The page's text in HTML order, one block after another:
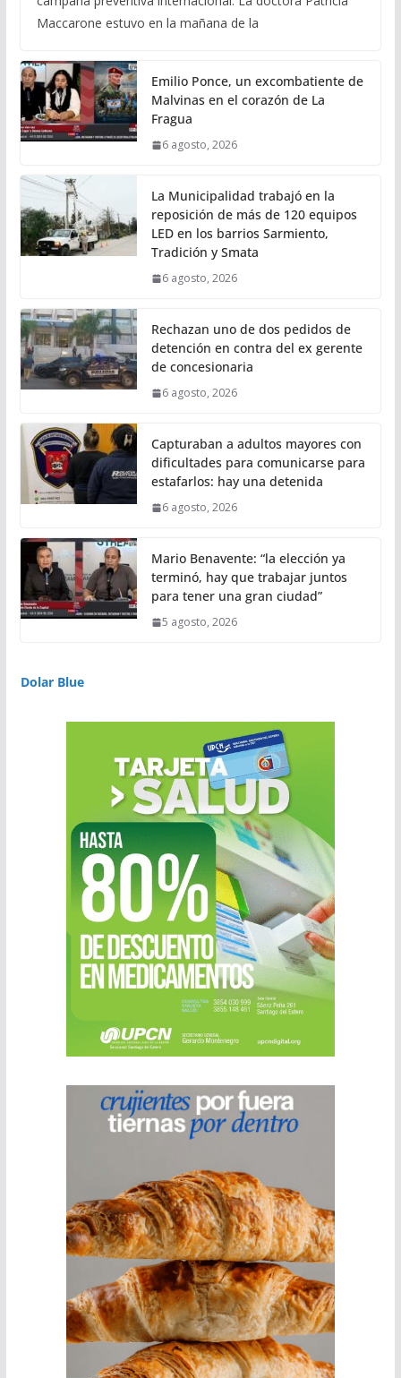
Maccarone estuvo en la mañana de la
Emilio Ponce, un excombatiente de
Malvinas en el corazón de La
Fragua
6 agosto, 2026
La Municipalidad trabajó en la
reposición de más de 120 equipos
LED en los barrios Sarmiento,
Tradición y Smata
6 agosto, 2026
Rechazan uno de dos pedidos de
detención en contra del ex gerente
de concesionaria
6 agosto, 2026
Capturaban a adultos mayores con
dificultades para comunicarse para
estafarlos: hay una detenida
6 agosto, 2026
Mario Benavente: “la elección ya
terminó, hay que trabajar juntos
para tener una gran ciudad”
5 agosto, 2026
Dolar Blue